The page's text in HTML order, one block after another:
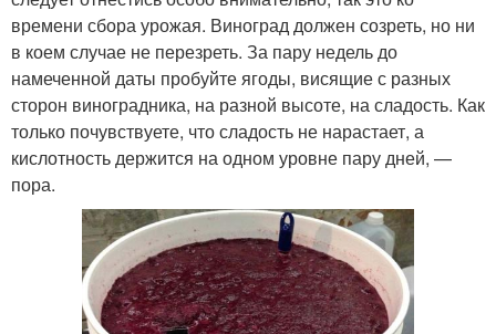
времени сбора урожая. Виноград должен созреть, но ни
в коем случае не перезреть. За пару недель до
намеченной даты пробуйте ягоды, висящие с разных
сторон виноградника, на разной высоте, на сладость. Как
только почувствуете, что сладость не нарастает, а
кислотность держится на одном уровне пару дней, —
пора.